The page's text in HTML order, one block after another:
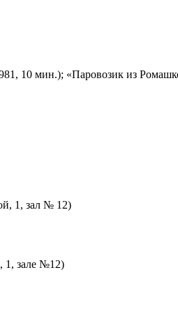
10 мин.); «Паровозик из
1, зал № 12)
1, зале №12)